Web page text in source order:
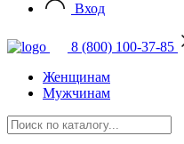
Вход
8 (800) 100-37-85
Женщинам
Мужчинам